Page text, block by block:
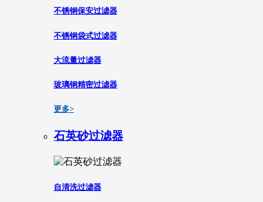
不锈钢保安过滤器
不锈钢袋式过滤器
大流量过滤器
玻璃钢精密过滤器
更多>
石英砂过滤器
自清洗过滤器